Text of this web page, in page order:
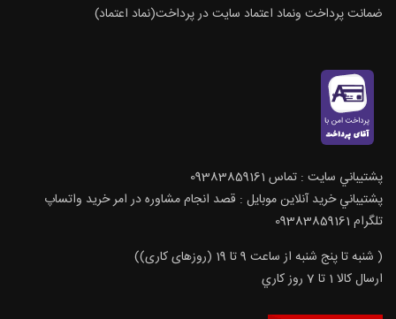
ضمانت پرداخت ونماد اعتماد سایت در پرداخت(نماد اعتماد)
پشتيباني سايت : تماس 09383859161
پشتيباني خريد آنلاين موبايل : قصد انجام مشاوره در امر خرید واتساپ
تلگرام 09383859161
( شنبه تا پنج شنبه از ساعت 9 تا 19 (روزهای کاری))
ارسال كالا 1 تا 7 روز كاري